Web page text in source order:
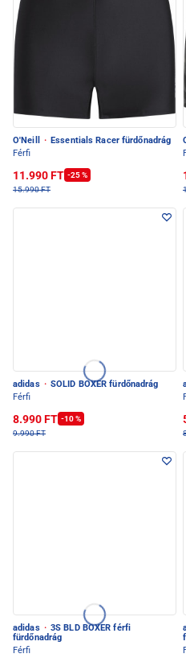
O'Neill · Essentials Racer fürdőnadrág
Férfi
11.990 FT -25 %
15.990 FT
adidas · SOLID BOXER fürdőnadrág
Férfi
8.990 FT -10 %
9.990 FT
adidas · 3S BLD BOXER férfi
fürdőnadrág
Férfi